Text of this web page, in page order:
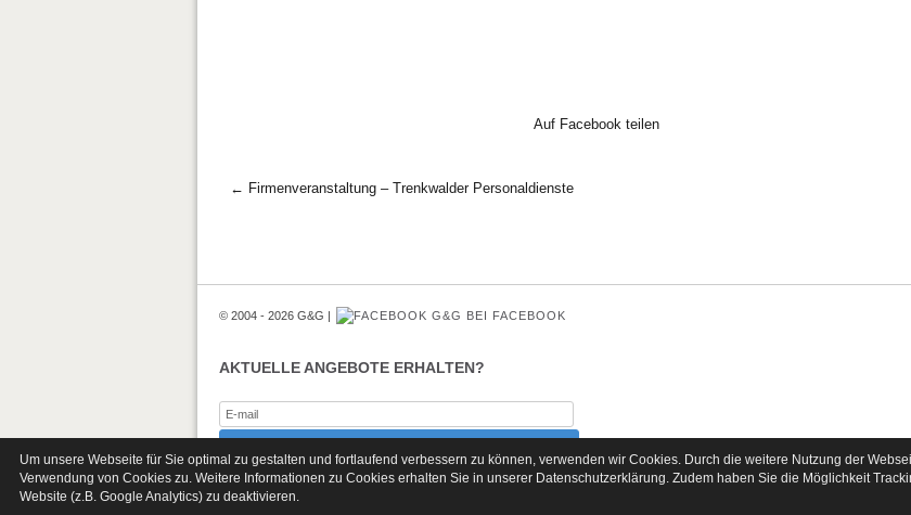
Auf Facebook teilen
← Firmenveranstaltung – Trenkwalder Personaldienste
© 2004 - 2026 G&G G&G BEI FACEBOOK
AKTUELLE ANGEBOTE ERHALTEN?
Um unsere Webseite für Sie optimal zu gestalten und fortlaufend verbessern zu können, verwenden wir Cookies. Durch die weitere Nutzung der
Verwendung von Cookies zu. Weitere Informationen zu Cookies erhalten Sie in unserer Datenschutzerklärung . Zudem haben Sie die Möglichkeit
Website (z.B. Google Analytics) zu deaktivieren.